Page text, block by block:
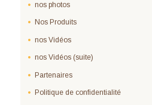
nos photos
Nos Produits
nos Vidéos
nos Vidéos (suite)
Partenaires
Politique de confidentialité